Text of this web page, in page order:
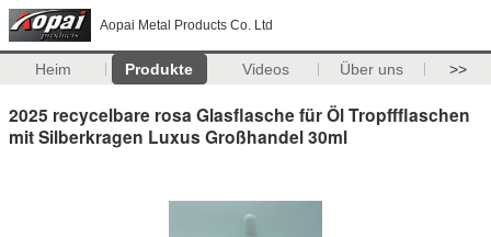
Aopai Metal Products Co. Ltd
Heim Produkte Videos Über uns >>
2025 recycelbare rosa Glasflasche für Öl Tropffflaschen
mit Silberkragen Luxus Großhandel 30ml